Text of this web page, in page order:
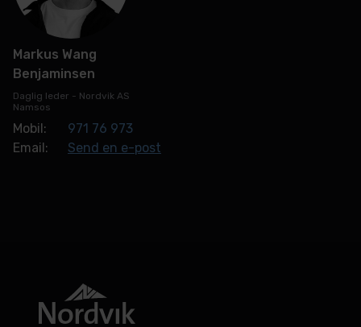
Markus Wang
Benjaminsen
Daglig leder - Nordvik AS
Namsos
Mobil:
971 76 973
Email:
Send en e-post